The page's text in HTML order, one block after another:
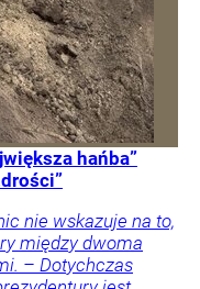
hańba”
nie wskazuje na to,
między dwoma
– Dotychczas